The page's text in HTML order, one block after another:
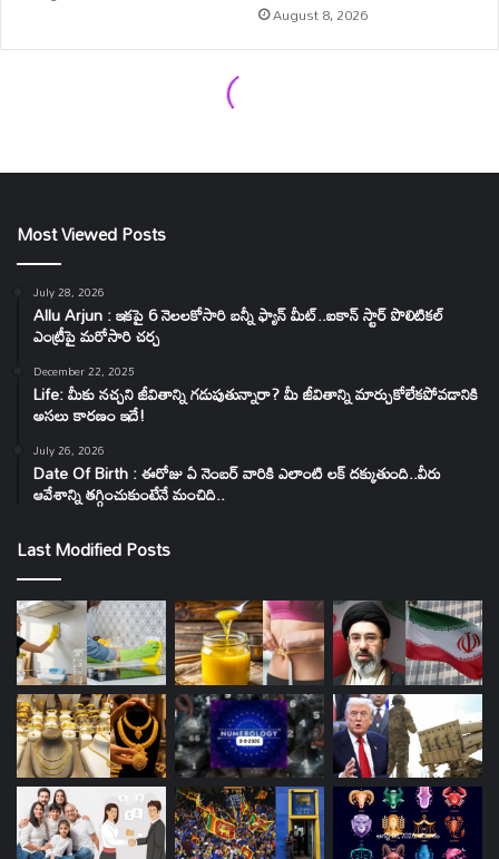
Most Viewed Posts
July 28, 2026
Allu Arjun : ఇకపై 6 నెలలకోసారి బన్నీ ఫ్యాన్ మీట్..ఐకాన్ స్టార్ పొలిటికల్
ఎంట్రీపై మరోసారి చర్చ
December 22, 2025
Life: మీకు నచ్చని జీవితాన్ని గడుపుతున్నారా? మీ జీవితాన్ని మార్చుకోలేకపోవడానికి
అసలు కారణం ఇదే!
July 26, 2026
Date Of Birth : ఈరోజు ఏ నెంబర్ వారికి ఎలాంటి లక్ దక్కుతుంది..వీరు
ఆవేశాన్ని తగ్గించుకుంటేనే మంచిది..
Last Modified Posts